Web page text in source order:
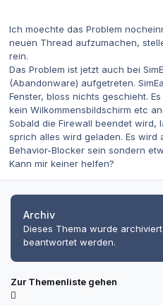
Ich moechte das Problem
neuen Thread aufzumachen,
rein.
Das Problem ist jetzt auch bei
(Abandonware) aufgetreten.
Fenster, bloss nichts geschieht.
kein Wilkommensbildschirm etc
Sobald die Firewall beendet wird,
sprich alles wird geladen. Es wird
Behavior-Blocker sein sondern
Kann mir keiner helfen?
Archiv
Dieses Thema wurde
beantwortet werden.
Zur Themenliste gehen